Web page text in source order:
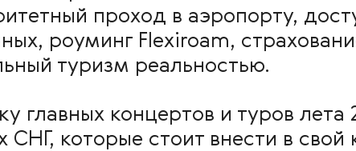
проход в аэропорту,
роуминг Flexiroam,
туризм реальностью.
главных концертов и туров
СНГ, которые стоит внести в свой